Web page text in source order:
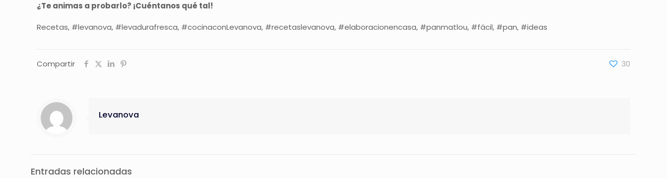
¿Te animas a probarlo? ¡Cuéntanos qué tal!
Recetas, #levanova, #levadurafresca, #cocinaconLevanova, #recetaslevanova, #elaboracionencasa, #panmatlou, #fácil, #pan, #ideas
Compartir 30
Levanova
Entradas relacionadas